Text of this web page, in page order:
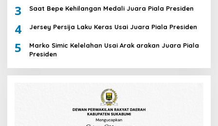
3 Saat Bepe Kehilangan Medali Juara Piala Presiden
4 Jersey Persija Laku Keras Usai Juara Piala Presiden
5
Marko Simic Kelelahan Usai Arak arakan Juara Piala
Presiden